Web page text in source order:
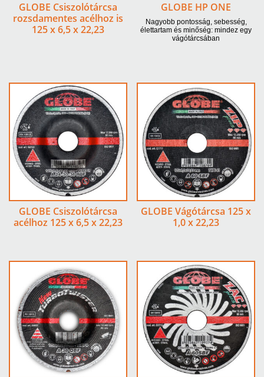
GLOBE Csiszolótárcsa
rozsdamentes acélhoz is
125 x 6,5 x 22,23
GLOBE HP ONE
Nagyobb pontosság, sebesség,
élettartam és minőség: mindez egy
vágótárcsában
GLOBE Csiszolótárcsa
acélhoz 125 x 6,5 x 22,23
GLOBE Vágótárcsa 125 x
1,0 x 22,23